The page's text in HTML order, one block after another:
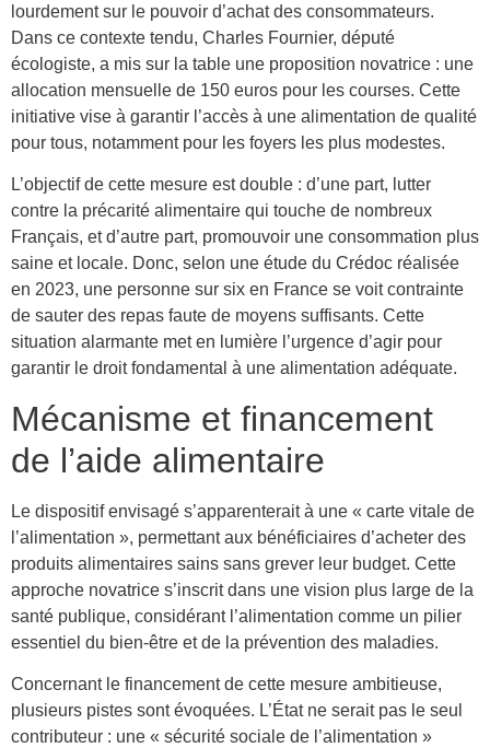
lourdement sur le pouvoir d’achat des consommateurs.
Dans ce contexte tendu, Charles Fournier, député
écologiste, a mis sur la table une proposition novatrice : une
allocation mensuelle de 150 euros pour les courses. Cette
initiative vise à garantir l’accès à une alimentation de qualité
pour tous, notamment pour les foyers les plus modestes.
L’objectif de cette mesure est double : d’une part, lutter
contre la précarité alimentaire qui touche de nombreux
Français, et d’autre part, promouvoir une consommation plus
saine et locale. Donc, selon une étude du Crédoc réalisée
en 2023, une personne sur six en France se voit contrainte
de sauter des repas faute de moyens suffisants. Cette
situation alarmante met en lumière l’urgence d’agir pour
garantir le droit fondamental à une alimentation adéquate.
Mécanisme et financement
de l’aide alimentaire
Le dispositif envisagé s’apparenterait à une « carte vitale de
l’alimentation », permettant aux bénéficiaires d’acheter des
produits alimentaires sains sans grever leur budget. Cette
approche novatrice s’inscrit dans une vision plus large de la
santé publique, considérant l’alimentation comme un pilier
essentiel du bien-être et de la prévention des maladies.
Concernant le financement de cette mesure ambitieuse,
plusieurs pistes sont évoquées. L’État ne serait pas le seul
contributeur : une « sécurité sociale de l’alimentation »